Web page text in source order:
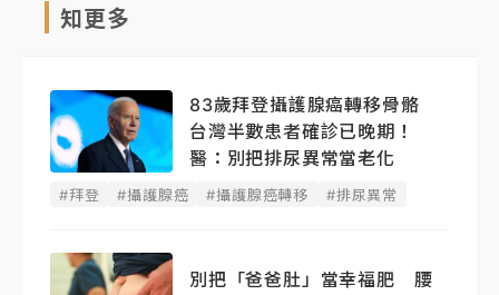
知更多
83歲拜登攝護腺癌轉移骨骼
台灣半數患者確診已晚期！
醫：別把排尿異常當老化
#拜登 #攝護腺癌 #攝護腺癌轉移 #排尿異常
別把「爸爸肚」當幸福肥 腰